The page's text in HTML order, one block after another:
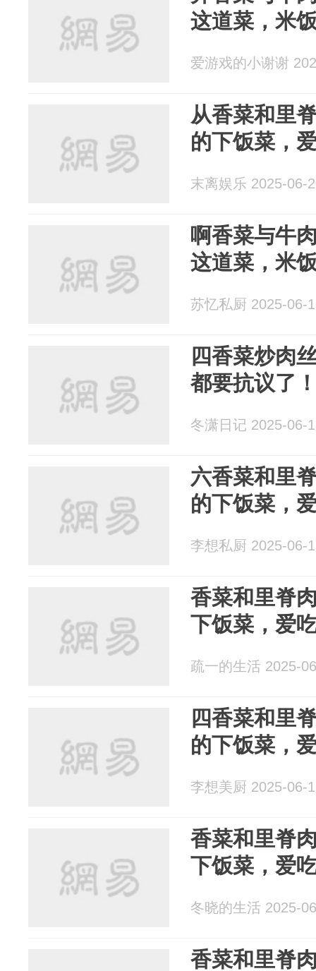
这道菜，米
爱游戏的小谢谢
从香菜和里
的下饭菜，
末离娱乐 2025-06-
啊香菜与牛
这道菜，米
苏忆私厨 2025-06-
四香菜炒肉
都要抗议了
冬潇日记 2025-06-
六香菜和里
的下饭菜，
李想私厨 2025-06-
香菜和里脊
下饭菜，爱
疏一的生活 2025-
四香菜和里
的下饭菜，
李想美厨 2025-06-
香菜和里脊
下饭菜，爱
冬晓的生活 2025-
香菜和里脊